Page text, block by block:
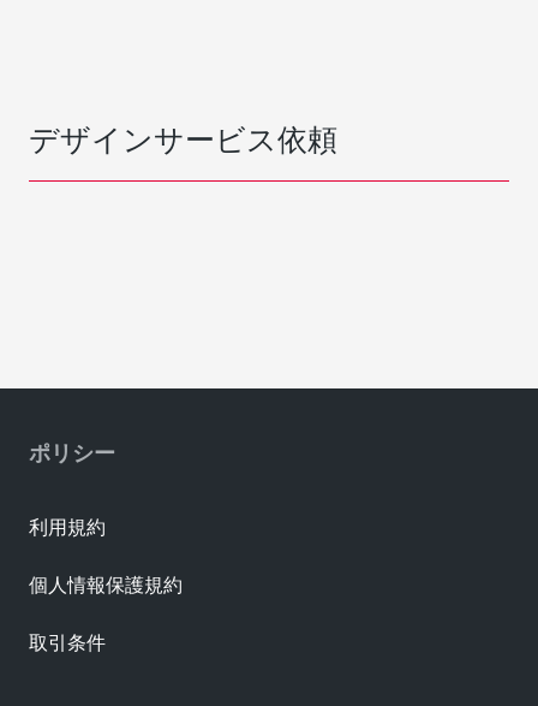
デザインサービス依頼
ポリシー
利用規約
個人情報保護規約
取引条件